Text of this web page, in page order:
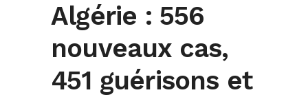
Algérie : 556
nouveaux cas,
451 guérisons et